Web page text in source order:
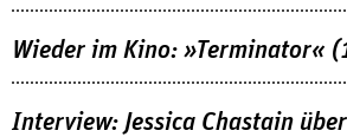
Wieder im Kino: »Terminator«
Interview: Jessica Chastain